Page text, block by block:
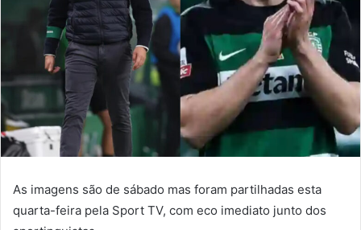
As imagens são de sábado mas foram partilhadas esta
quarta-feira pela Sport TV, com eco imediato junto dos